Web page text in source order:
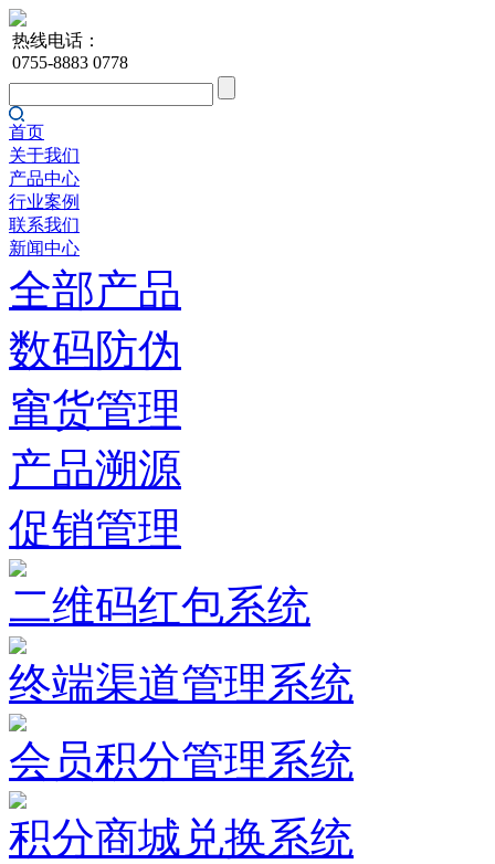
热线电话：
0755-8883 0778
首页
关于我们
产品中心
行业案例
联系我们
新闻中心
全部产品
数码防伪
窜货管理
产品溯源
促销管理
二维码红包系统
终端渠道管理系统
会员积分管理系统
积分商城兑换系统